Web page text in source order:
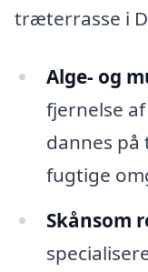
træterrasse i
Alge- og
fjernelse
dannes
fugtige
Skånsom